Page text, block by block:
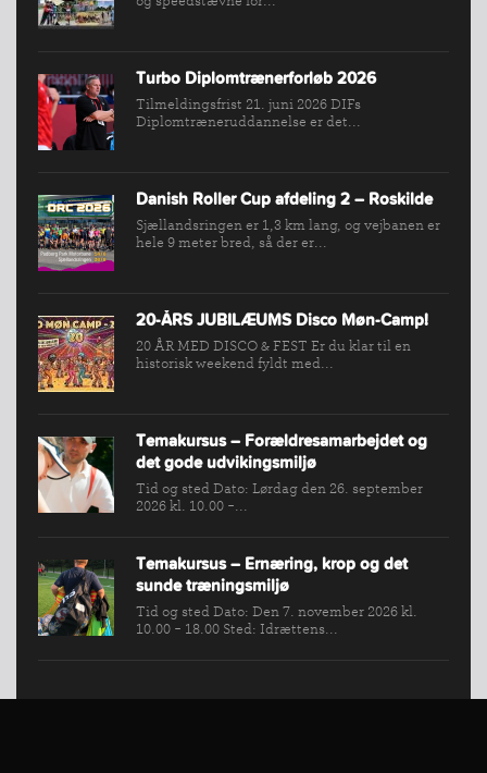
Turbo Diplomtrænerforløb 2026
Tilmeldingsfrist 21. juni 2026 DIFs
Diplomtræneruddannelse er det...
Danish Roller Cup afdeling 2 – Roskilde
Sjællandsringen er 1,3 km lang, og vejbanen er
hele 9 meter bred, så der er...
20-ÅRS JUBILÆUMS Disco Møn-Camp!
20 ÅR MED DISCO & FEST Er du klar til en
historisk weekend fyldt med...
Temakursus – Forældresamarbejdet og
det gode udvikingsmiljø
Tid og sted Dato: Lørdag den 26. september
2026 kl. 10.00 -...
Temakursus – Ernæring, krop og det
sunde træningsmiljø
Tid og sted Dato: Den 7. november 2026 kl.
10.00 - 18.00 Sted: Idrættens...